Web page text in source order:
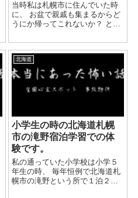
当時私は札幌市に住んでいた時
に、 お盆で親戚も集まるからど
うにか帰ってこれないか？ と母
た。 ちょうど翌日からは連休だ
ったので、明日帰ろうかとも思
ったのですが・・・ 日中は道路
も混む...
北海道
小学生の時の北海道札幌
市の滝野宿泊学習での体
験です。
私の通っていた小学校は小学５
年生の時、 毎年恒例で北海道札
幌市の滝野という所で１泊２日